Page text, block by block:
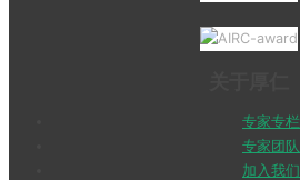
专家专栏
专家团队
加入我们